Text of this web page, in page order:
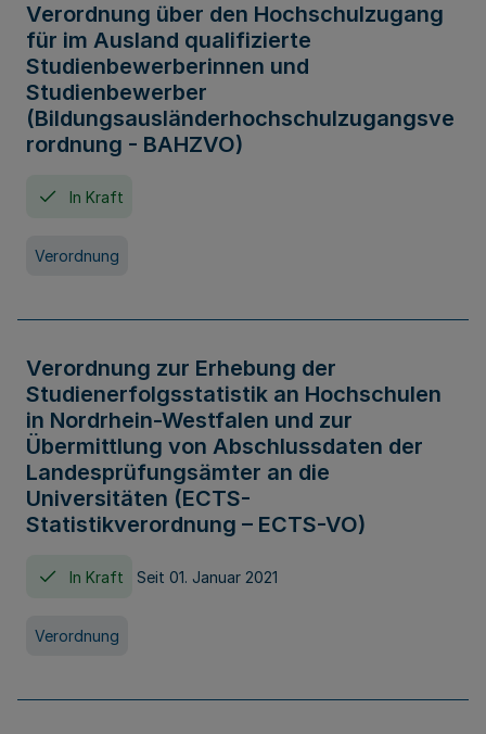
Verordnung über den Hochschulzugang
für im Ausland qualifizierte
Studienbewerberinnen und
Studienbewerber
(Bildungsausländerhochschulzugangsve
rordnung - BAHZVO)
In Kraft
Verordnung
Verordnung zur Erhebung der
Studienerfolgsstatistik an Hochschulen
in Nordrhein-Westfalen und zur
Übermittlung von Abschlussdaten der
Landesprüfungsämter an die
Universitäten (ECTS-
Statistikverordnung – ECTS-VO)
In Kraft Seit 01. Januar 2021
Verordnung